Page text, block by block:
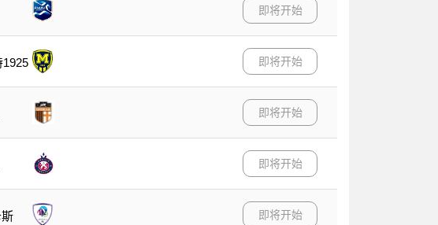
即将开始
即将开始
即将开始
即将开始
即将开始